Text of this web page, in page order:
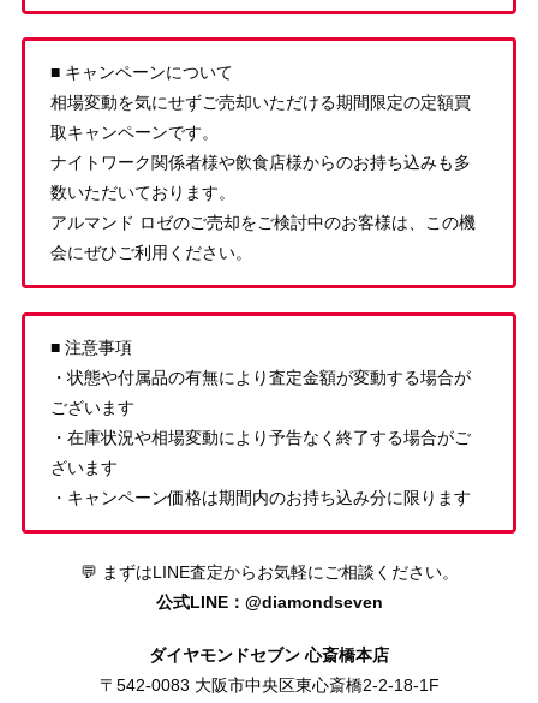
■ キャンペーンについて
相場変動を気にせずご売却いただける期間限定の定額買
取キャンペーンです。
ナイトワーク関係者様や飲食店様からのお持ち込みも多
数いただいております。
アルマンド ロゼのご売却をご検討中のお客様は、この機
会にぜひご利用ください。
■ 注意事項
・状態や付属品の有無により査定金額が変動する場合が
ございます
・在庫状況や相場変動により予告なく終了する場合がご
ざいます
・キャンペーン価格は期間内のお持ち込み分に限ります
💬 まずはLINE査定からお気軽にご相談ください。
公式LINE：@diamondseven
ダイヤモンドセブン 心斎橋本店
〒542-0083 大阪市中央区東心斎橋2-2-18-1F